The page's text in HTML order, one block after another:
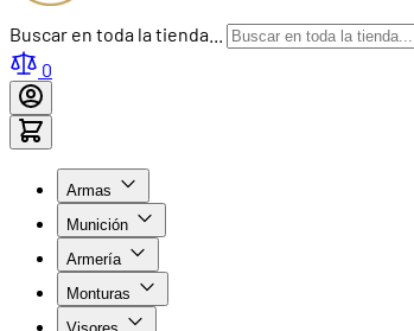
Buscar en toda la tienda...
0
Armas
Munición
Armería
Monturas